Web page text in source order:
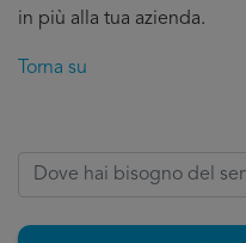
in più alla tua azienda.
Torna su